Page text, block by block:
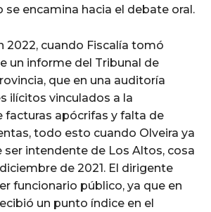
se encamina hacia el debate oral.
2022, cuando Fiscalía tomó
un informe del Tribunal de
que en una auditoría
ilícitos vinculados a la
facturas apócrifas y falta de
todo esto cuando Olveira ya
ser intendente de Los Altos, cosa
de 2021. El dirigente
funcionario público, ya que en
un punto índice en el